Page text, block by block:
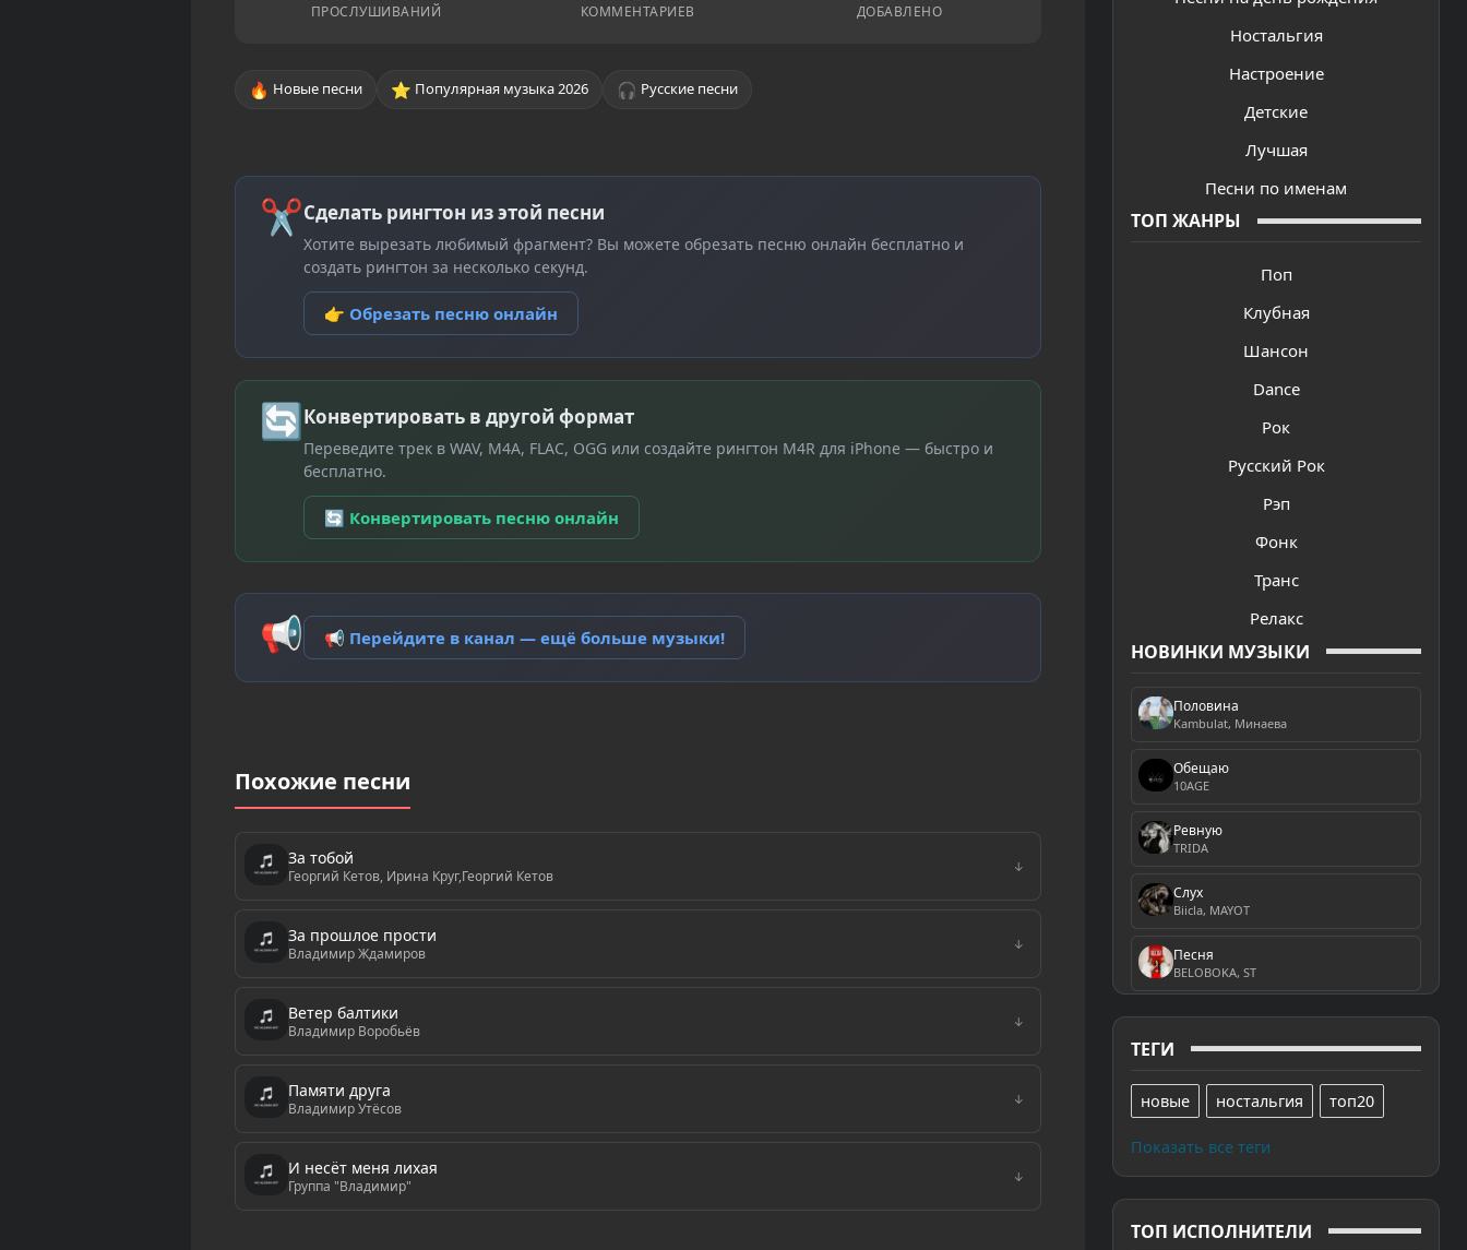
Ностальгия
Настроение
Детские
Лучшая
Песни по именам
ТОП ЖАНРЫ
Поп
Клубная
Шансон
Dance
Рок
Русский Рок
Рэп
Фонк
Транс
Релакс
НОВИНКИ МУЗЫКИ
Половина
Kambulat, Минаева
Обещаю
10AGE
Ревную
TRIDA
Слух
Biicla, MAYOT
Песня
BELOBOKA, ST
ТЕГИ
новые ностальгия топ20
Показать все теги
ТОП ИСПОЛНИТЕЛИ
ПРОСЛУШИВАНИЙ КОММЕНТАРИЕВ ДОБАВЛЕНО
🔥 Новые песни ⭐ Популярная музыка 2026 🎧 Русские песни
✂Сделать рингтон из этой песни
Хотите вырезать любимый фрагмент? Вы можете обрезать песню онлайн бесплатно и
создать рингтон за несколько секунд.
👉 Обрезать песню онлайн
🔄Конвертировать в другой формат
Переведите трек в WAV, M4A, FLAC, OGG или создайте рингтон M4R для iPhone — быстро и
бесплатно.
🔄 Конвертировать песню онлайн
📢 📢 Перейдите в канал — ещё больше музыки!
Похожие песни
За тобой
Георгий Кетов, Ирина Круг,Георгий Кетов ↓
За прошлое прости
Владимир Ждамиров ↓
Ветер балтики
Владимир Воробьёв ↓
Памяти друга
Владимир Утёсов ↓
И несёт меня лихая
Группа "Владимир" ↓